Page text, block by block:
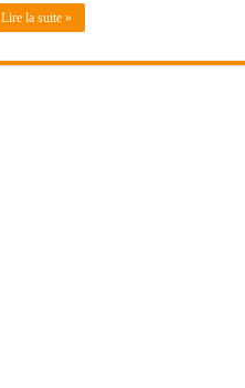
Lire la suite »